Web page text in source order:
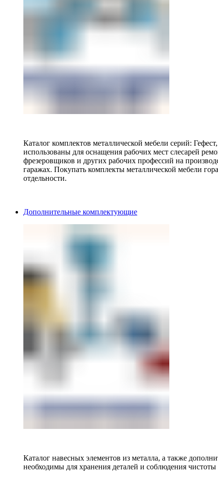
Каталог комплектов металлической мебели серий:
использованы для оснащения рабочих мест слесарей
фрезеровщиков и других рабочих профессий на
гаражах. Покупать комплекты металлической мебели
отдельности.
Дополнительные комплектующие
Каталог навесных элементов из металла, а также
необходимы для хранения деталей и соблюдения чистоты